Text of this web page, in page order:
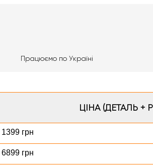
Працюємо по Україні
ЦІНА (ДЕТАЛЬ +
1399 грн
6899 грн